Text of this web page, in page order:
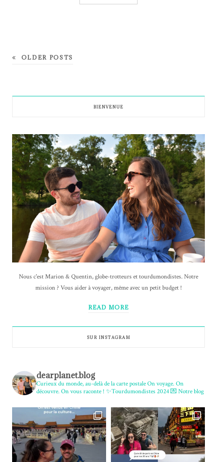
OLDER POSTS
BIENVENUE
Nous c'est Marion & Quentin, globe-trotteurs et tourdumondistes. Notre
mission ? Vous aider à voyager, même avec un petit budget !
READ MORE
SUR INSTAGRAM
dearplanet.blog
Curieux du monde, au-delà de la carte postaleOn voyage. On
découvre. On vous raconte ! ✨Tourdumondistes 2024💌 Notre blog